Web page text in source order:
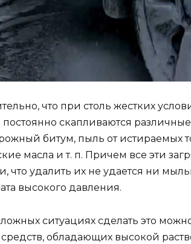
что при столь жестких
постоянно скапливаются
битум, пыль от истираемых
масла и т. п. Причем все эти
что удалить их не удается ни
высокого давления.
ситуациях сделать это
обладающих высокой